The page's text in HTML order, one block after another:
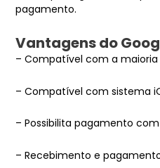
pagamento.
Vantagens do
– Compatível com a maioria
– Compatível com sistema
– Possibilita pagamento com
– Recebimento e